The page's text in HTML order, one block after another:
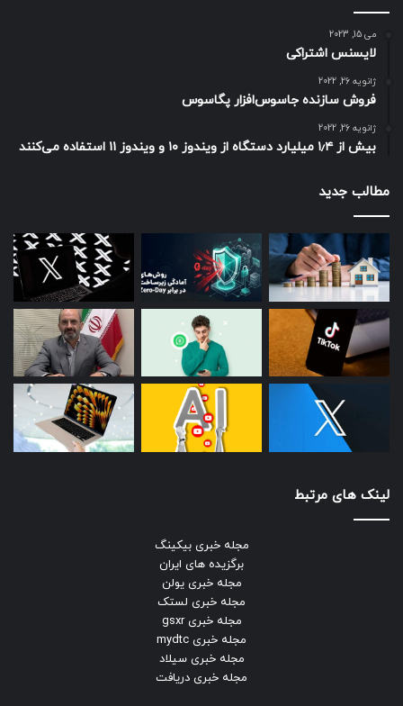
می 15, 2023
لایسنس اشتراکی
ژانویه 26, 2022
فروش سازنده جاسوس‌افزار پگاسوس
ژانویه 26, 2022
بیش از ۱٫۴ میلیارد دستگاه از ویندوز ۱۰ و ویندوز ۱۱ استفاده می‌کنند
مطالب جدید
لینک های مرتبط
مجله خبری بیکینگ
برگزیده های ایران
مجله خبری یولن
مجله خبری لستک
مجله خبری gsxr
مجله خبری mydtc
مجله خبری سیلاد
مجله خبری دریافت